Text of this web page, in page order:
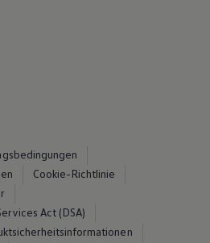
Cookie-Richtlinie
Act (DSA)